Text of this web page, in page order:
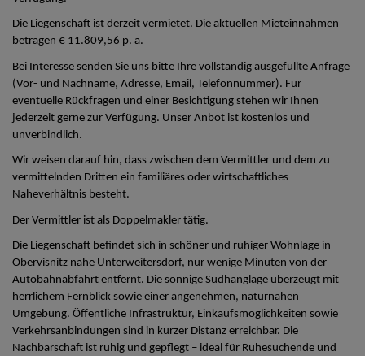
Die Liegenschaft ist derzeit vermietet. Die aktuellen Mieteinnahmen
betragen € 11.809,56 p. a.
Bei Interesse senden Sie uns bitte Ihre vollständig ausgefüllte Anfrage
(Vor- und Nachname, Adresse, Email, Telefonnummer). Für
eventuelle Rückfragen und einer Besichtigung stehen wir Ihnen
jederzeit gerne zur Verfügung. Unser Anbot ist kostenlos und
unverbindlich.
Wir weisen darauf hin, dass zwischen dem Vermittler und dem zu
vermittelnden Dritten ein familiäres oder wirtschaftliches
Naheverhältnis besteht.
Der Vermittler ist als Doppelmakler tätig.
Die Liegenschaft befindet sich in schöner und ruhiger Wohnlage in
Obervisnitz nahe Unterweitersdorf, nur wenige Minuten von der
Autobahnabfahrt entfernt. Die sonnige Südhanglage überzeugt mit
herrlichem Fernblick sowie einer angenehmen, naturnahen
Umgebung. Öffentliche Infrastruktur, Einkaufsmöglichkeiten sowie
Verkehrsanbindungen sind in kurzer Distanz erreichbar. Die
Nachbarschaft ist ruhig und gepflegt – ideal für Ruhesuchende und